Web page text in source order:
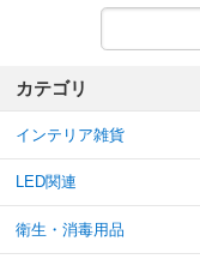
カテゴリ
インテリア雑貨
LED関連
衛生・消毒用品